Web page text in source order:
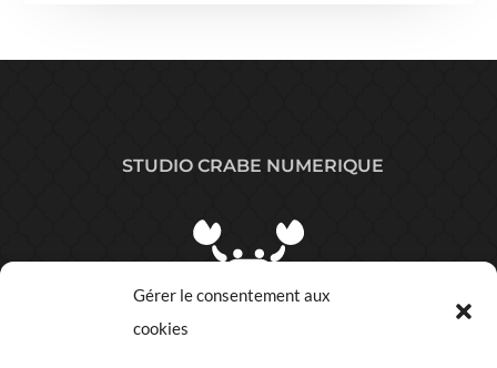
Gérer le consentement aux
cookies
STUDIO CRABE NUMERIQUE